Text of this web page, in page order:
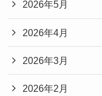
2026年5月
2026年4月
2026年3月
2026年2月